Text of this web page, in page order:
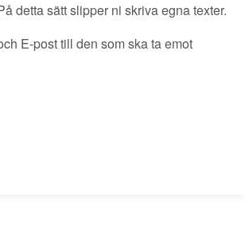
detta sätt slipper ni skriva egna texter.
E-post till den som ska ta emot